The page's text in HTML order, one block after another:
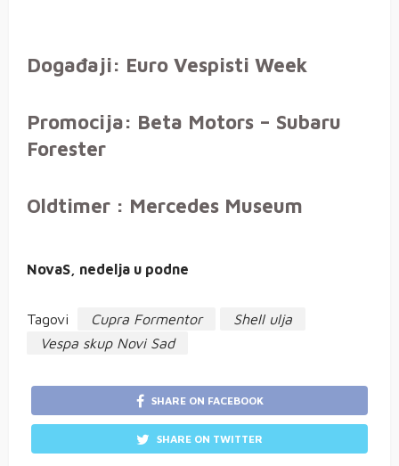
Događaji: Euro Vespisti Week
Promocija: Beta Motors – Subaru
Forester
Oldtimer : Mercedes Museum
NovaS, nedelja u podne
Tagovi Cupra Formentor
Shell ulja
Vespa skup Novi Sad
SHARE ON FACEBOOK
SHARE ON TWITTER